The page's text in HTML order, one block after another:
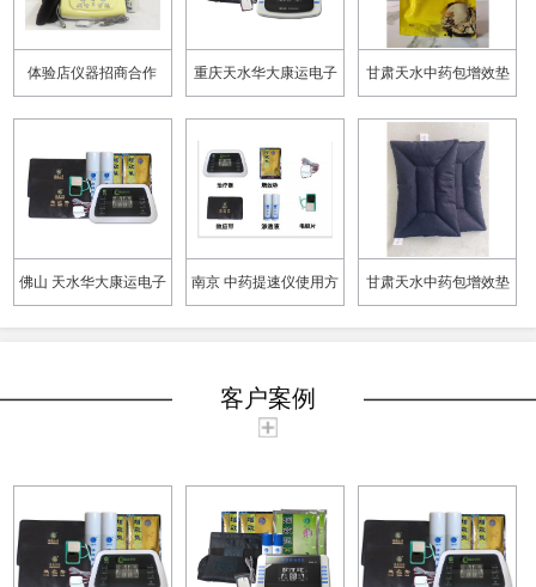
体验店仪器招商合作 重庆天水华大康运电子
仪器有限公司
甘肃天水中药包增效垫
渗透液 中医透药
佛山 天水华大康运电子
仪器有限公司
南京 中药提速仪使用方
法
甘肃天水中药包增效垫
渗透液 康远本草
客户案例